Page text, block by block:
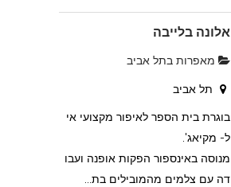
אלונה בלייבה
מאפרות בתל אביב
תל אביב
בוגרת בית הספר לאיפור מקצועי אי
ל- מקיאג'.
מנוסה באינספור הפקות אופנה ועבו
דה עם צלמים מהמובילים בת...